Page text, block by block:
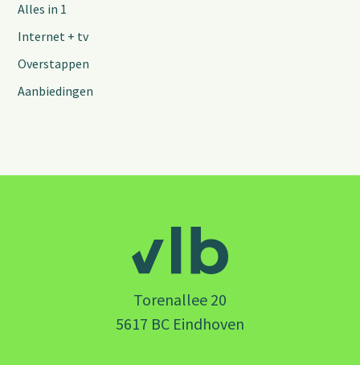
Alles in 1
Internet + tv
Overstappen
Aanbiedingen
Torenallee 20
5617 BC Eindhoven